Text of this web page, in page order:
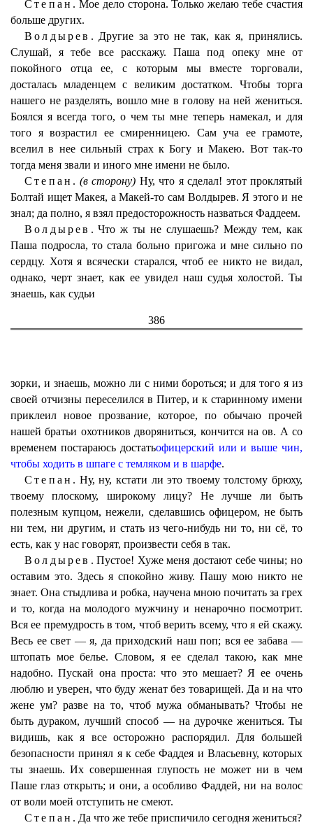
Степан. Мое дело сторона. Только желаю тебе счастия
больше других.
Волдырев. Другие за это не так, как я, принялись.
Слушай, я тебе все расскажу. Паша под опеку мне от
покойного отца ее, с которым мы вместе торговали,
досталась младенцем с великим достатком. Чтобы торга
нашего не разделять, вошло мне в голову на ней жениться.
Боялся я всегда того, о чем ты мне теперь намекал, и для
того я возрастил ее смиренницею. Сам уча ее грамоте,
вселил в нее сильный страх к Богу и Макею. Вот так-то
тогда меня звали и иного мне имени не было.
Степан. (в сторону) Ну, что я сделал! этот проклятый
Болтай ищет Макея, а Макей-то сам Волдырев. Я этого и не
знал; да полно, я взял предосторожность назваться Фаддеем.
Волдырев. Что ж ты не слушаешь? Между тем, как
Паша подросла, то стала больно пригожа и мне сильно по
сердцу. Хотя я всячески старался, чтоб ее никто не видал,
однако, черт знает, как ее увидел наш судья холостой. Ты
знаешь, как судьи
386
зорки, и знаешь, можно ли с ними бороться; и для того я из
своей отчизны переселился в Питер, и к старинному имени
приклеил новое прозвание, которое, по обычаю прочей
нашей братьи охотников дворяниться, кончится на ов. А со
временем постараюсь достатьофицерский или и выше чин,
чтобы ходить в шпаге с темляком и в шарфе.
Степан. Ну, ну, кстати ли это твоему толстому брюху,
твоему плоскому, широкому лицу? Не лучше ли быть
полезным купцом, нежели, сделавшись офицером, не быть
ни тем, ни другим, и стать из чего-нибудь ни то, ни сё, то
есть, как у нас говорят, произвести себя в так.
Волдырев. Пустое! Хуже меня достают себе чины; но
оставим это. Здесь я спокойно живу. Пашу мою никто не
знает. Она стыдлива и робка, научена мною почитать за грех
и то, когда на молодого мужчину и ненарочно посмотрит.
Вся ее премудрость в том, чтоб верить всему, что я ей скажу.
Весь ее свет — я, да приходский наш поп; вся ее забава —
штопать мое белье. Словом, я ее сделал такою, как мне
надобно. Пускай она проста: что это мешает? Я ее очень
люблю и уверен, что буду женат без товарищей. Да и на что
жене ум? разве на то, чтоб мужа обманывать? Чтобы не
быть дураком, лучший способ — на дурочке жениться. Ты
видишь, как я все осторожно распорядил. Для большей
безопасности принял я к себе Фаддея и Власьевну, которых
ты знаешь. Их совершенная глупость не может ни в чем
Паше глаз открыть; и они, а особливо Фаддей, ни на волос
от воли моей отступить не смеют.
Степан. Да что же тебе приспичило сегодня жениться?